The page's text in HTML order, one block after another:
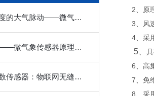
捕捉微尺度的大气脉动——微气象传感器原理与边界层观测应用
方寸知天——微气象传感器原理与选型指南
气象六参数传感器：物联网无缝对接，实时上传六类气象数据
2、原理
3、风速
4、采用
5、
6、高集
7、免维
8、采用